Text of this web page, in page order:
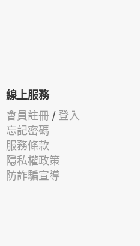
線上服務
會員註冊 / 登入
忘記密碼
服務條款
隱私權政策
防詐騙宣導